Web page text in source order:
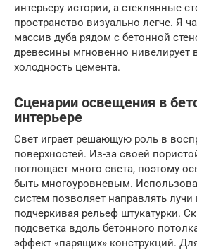
интерьеру истории, а стеклянные
пространство визуально легче. Я
массив дуба рядом с бетонной
древесины мгновенно нивелирует
холодность цемента.
Сценарии освещения в
интерьере
Свет играет решающую роль в
поверхностей. Из-за своей
поглощает много света, поэтому
быть многоуровневым.
систем позволяет направлять
подчеркивая рельеф штукатурки.
подсветка вдоль бетонного
эффект «парящих» конструкций.